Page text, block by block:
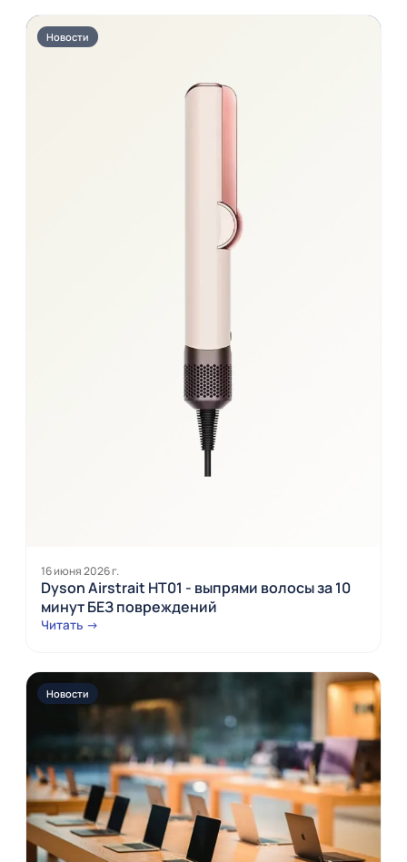
Новости
16 июня 2026 г.
Dyson Airstrait HT01 - выпрями волосы за 10
минут БЕЗ повреждений
Читать →
Новости